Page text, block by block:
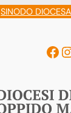
SINODO